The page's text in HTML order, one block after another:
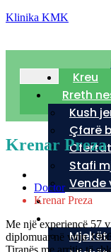
Klinika KMK
Kreu
Rreth
Kush
Çfarë
Ofertat
Stafi
Vende
Mjekët
Krenar Preza
Doctor
Krenar Preza
Me një experiencë 57
diplomuar në vitin
Tiranës,me arritje të